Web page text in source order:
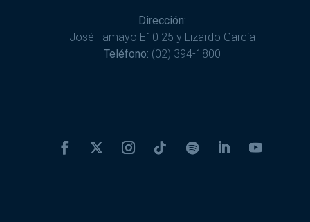
Dirección:
José Tamayo E10 25 y Lizardo García
Teléfono: (02) 394-1800